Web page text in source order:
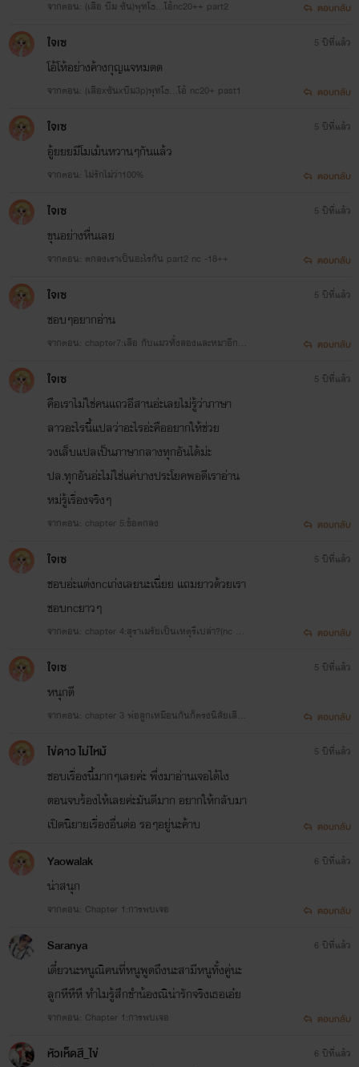
จากตอน: (เสือ บีม ซัน)พุทโธ...โอ้nc20++ part2 ตอบกลับ
ใจเซ
โอ้โห้อย่างค้างกุญแจหมดด
จากตอน: (เสือxซันxบีม3p)พุทโธ...โอ้ nc20+ past1
5 ปีที่แล้ว
ตอบกลับ
ใจเซ
อู้ยยยมีโมเม้นหวานๆกันแล้ว
จากตอน: ไม่รักไม่ว่า100%
5 ปีที่แล้ว
ตอบกลับ
ใจเซ
ขุนอย่างหื่นเลย
จากตอน: ตกลงเราเป็นอะไรกัน part2 nc -18++
5 ปีที่แล้ว
ตอบกลับ
ใจเซ
ชอบๆอยากอ่าน
จากตอน: chapter7:เสือ กับแมวทั้งสองและหมาอีก1
5 ปีที่แล้ว
ตอบกลับ
ใจเซ
คือเราไม่ใช่คนแถวอีสานอ่ะเลยไม่รู้ว่าภาษา
ลาวอะไรนี้แปลว่าอะไรอ่ะคืออยากให้ช่วย
วงเล็บแปลเป็นภาษากลางทุกอันได้ม่ะ
ปล.ทุกอันอ่ะไม่ใช่แค่บางประโยคพอดีเราอ่าน
หม่รู้เรื่องจริงๆ
จากตอน: chapter 5:ข้อตกลง
5 ปีที่แล้ว
ตอบกลับ
ใจเซ
ชอบอ่ะแต่งncเก่งเลยนะเนี่ยย แถมยาวด้วยเรา
ชอบncยาวๆ
จากตอน: chapter 4:สุราเมรัยเป็นเหตุรึเปล่า?(nc กี่
5 ปีที่แล้ว
ตอบกลับ
ใจเซ
หนุกดี
จากตอน: chapter 3 พ่อลูกเหมือนกันก็ตรงนิสัยเสีย
5 ปีที่แล้ว
ตอบกลับ
ไข่ดาว ไม่ไหม้
ชอบเรื่องนี้มากๆเลยค่ะ พึ่งมาอ่านเจอได้ไง
ตอนจบร้องไห้เลยค่ะมันดีมาก อยากให้กลับมา
เปิดนิยายเรื่องอื่นต่อ รอๆอยู่นะค้าบ
5 ปีที่แล้ว
ตอบกลับ
Yaowalak
น่าสนุก
จากตอน: Chapter 1:การพบเจอ
6 ปีที่แล้ว
ตอบกลับ
Saranya
เดี๋ยวนะหนูณิคนที่หนูพูดถึงนะสามีหนูทั้งคู่นะ
ลูกหึหึหึ​ ทำไมรู้สึกขำน้องณิน่ารักจริงเธอเอ๋ย
จากตอน: Chapter 1:การพบเจอ
6 ปีที่แล้ว
ตอบกลับ
หัวเห็ดสี_ไข่ 6 ปีที่แล้ว